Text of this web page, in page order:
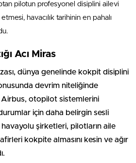
pilotun profesyonel disiplini ailevi
havacılık tarihinin en pahalı
Acı Miras
dünya genelinde kokpit disiplini
devrim niteliğinde
Airbus, otopilot sistemlerini
için daha belirgin sesli
havayolu şirketleri, pilotların aile
kokpite almasını kesin ve ağır